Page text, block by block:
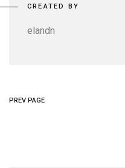
CREATED BY
elandn
PREV PAGE